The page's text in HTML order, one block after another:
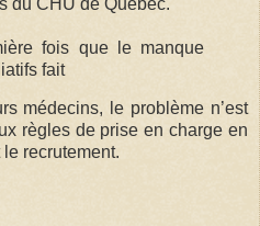
fois que le manque
fait
médecins, le problème n’est
règles de prise en charge en
recrutement.